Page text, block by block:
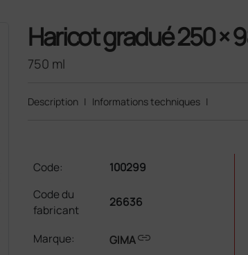
Haricot gradué 250 ×
750 ml
Description | Informations techniques |
Code:
100299
Code du
fabricant
26636
Marque: GIMAlink